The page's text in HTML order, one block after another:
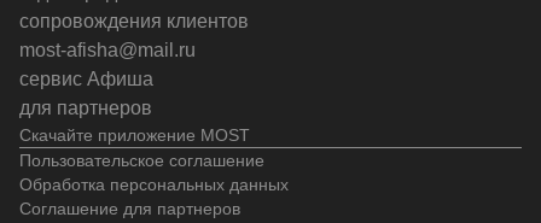
Скачайте приложение MOST
сопровождения клиентов
most-afisha@mail.ru
сервис Афиша
для партнеров
Пользовательское соглашение
Обработка персональных данных
Соглашение для партнеров